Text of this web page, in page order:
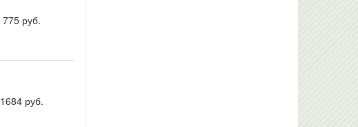
775 руб.
1684 руб.